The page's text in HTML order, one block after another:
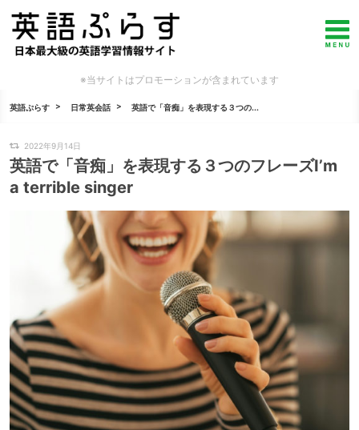
※当サイトはプロモーションが含まれています
英語ぷらす 日常英会話 英語で「音痴」を表現する３つの...
2022年9月14日
英語で「音痴」を表現する３つのフレーズI’m
a terrible singer